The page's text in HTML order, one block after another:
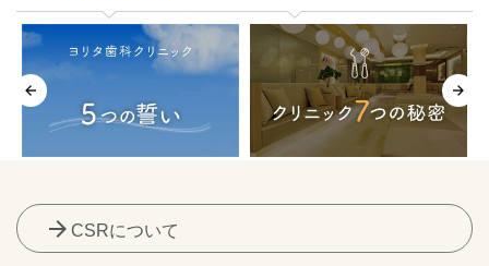
arrow_forward CSRについて